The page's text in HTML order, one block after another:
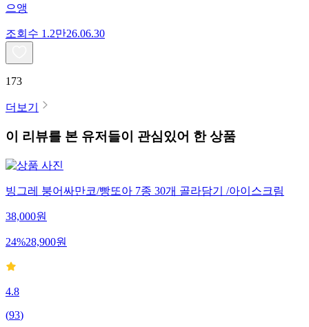
으앵
조회수 1.2만26.06.30
173
더보기
이 리뷰를 본 유저들이 관심있어 한 상품
빙그레 붕어싸만코/빵또아 7종 30개 골라담기 /아이스크림
38,000원
24%28,900원
4.8
(93)